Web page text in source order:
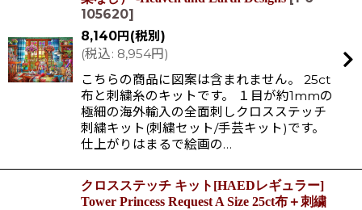
105620]
8,140円 (税別)
(税込: 8,954円 )
こちらの商品に図案は含まれません。 25ct
布と刺繍糸のキットです。 １目が約1mmの
極細の海外輸入の全面刺しクロスステッチ
刺繍キット(刺繍セット/手芸キット)です。
仕上がりはまるで絵画の…
クロスステッチ キット[HAEDレギュラー]
Tower Princess Request A Size 25ct布＋刺繍